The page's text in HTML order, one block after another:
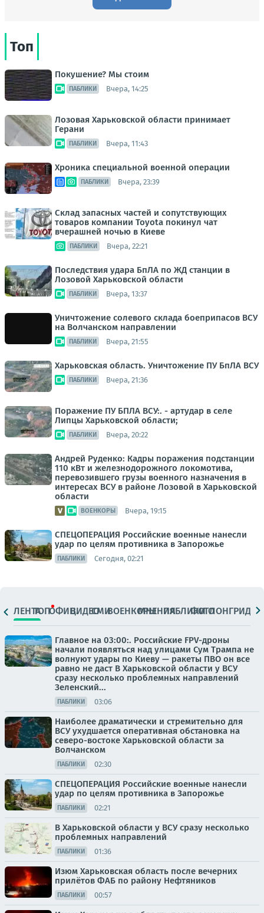
Топ
Покушение? Мы стоим
ПАБЛИКИ Вчера, 14:25
Лозовая Харьковской области принимает
Герани
ПАБЛИКИ Вчера, 11:43
Хроника специальной военной операции
ПАБЛИКИ Вчера, 23:39
Склад запасных частей и сопутствующих
товаров компании Toyota покинул чат
вчерашней ночью в Киеве
ПАБЛИКИ Вчера, 22:21
Последствия удара БпЛА по ЖД станции в
Лозовой Харьковской области
ПАБЛИКИ Вчера, 13:37
Уничтожение солевого склада боеприпасов ВСУ
на Волчанском направлении
ПАБЛИКИ Вчера, 21:55
Харьковская область. Уничтожение ПУ БпЛА ВСУ
ПАБЛИКИ Вчера, 21:36
Поражение ПУ БПЛА ВСУ:. - артудар в селе
Липцы Харьковской области;
ПАБЛИКИ Вчера, 20:22
Андрей Руденко: Кадры поражения подстанции
110 кВт и железнодорожного локомотива,
перевозившего грузы военного назначения в
интересах ВСУ в районе Лозовой в Харьковской
области
ВОЕНКОРЫ Вчера, 19:15
СПЕЦОПЕРАЦИЯ Российские военные нанесли
удар по целям противника в Запорожье
ПАБЛИКИ Сегодня, 02:21
ЛЕНТАТОПОФИЦ.ВИДЕОСМИВОЕНКОРЫМНЕНИЯПАБЛИКИ
ФОТОЛОНГРИДЫ
Главное на 03:00:. Российские FPV-дроны
начали появляться над улицами Сум Трампа не
волнуют удары по Киеву — ракеты ПВО он все
равно не даст В Харьковской области у ВСУ
сразу несколько проблемных направлений
Зеленский...
ПАБЛИКИ 03:06
Наиболее драматически и стремительно для
ВСУ ухудшается оперативная обстановка на
северо-востоке Харьковской области за
Волчанском
ПАБЛИКИ 02:30
СПЕЦОПЕРАЦИЯ Российские военные нанесли
удар по целям противника в Запорожье
ПАБЛИКИ 02:21
В Харьковской области у ВСУ сразу несколько
проблемных направлений
ПАБЛИКИ 01:36
Изюм Харьковская область после вечерних
прилётов ФАБ по району Нефтяников
ПАБЛИКИ 00:57